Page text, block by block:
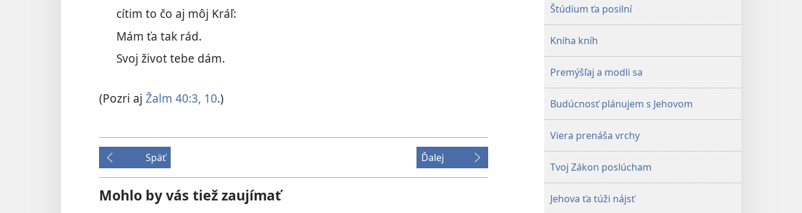
cítim to čo aj môj Kráľ:
Mám ťa tak rád.
Svoj život tebe dám.
(Pozri aj Žalm 40:3, 10.)
Späť Ďalej
Mohlo by vás tiež zaujímať
Štúdium ťa posilní
Kniha kníh
Premýšľaj a modli sa
Budúcnosť plánujem s Jehovom
Viera prenáša vrchy
Tvoj Zákon poslúcham
Jehova ťa túži nájsť